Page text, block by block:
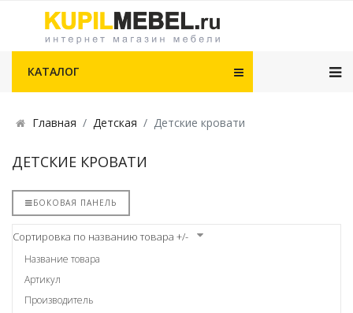
КАТАЛОГ
Главная Детская Детские кровати
ДЕТСКИЕ КРОВАТИ
БОКОВАЯ ПАНЕЛЬ
Сортировка по названию товара +/-
Название товара
Артикул
Производитель